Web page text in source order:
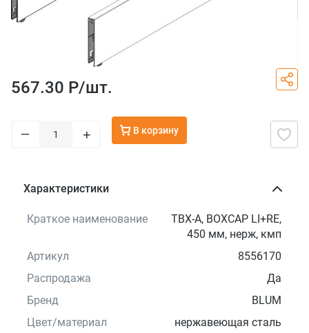
567.30 Р/шт.
– + В корзину
Характеристики
Краткое наименование
TBX-A, BOXCAP LI+RE,
450 мм, нерж, кмп
Артикул
8556170
Распродажа
Да
Бренд
BLUM
Цвет/материал
нержавеющая сталь